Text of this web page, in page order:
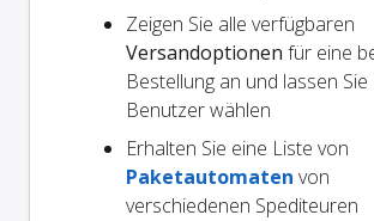
Zeigen Sie alle verfügbaren
Versandoptionen für eine
Bestellung an und lassen
Benutzer wählen
Erhalten Sie eine Liste von
Paketautomaten von
verschiedenen Spediteuren